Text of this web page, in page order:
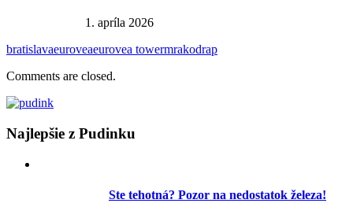
1. apríla 2026
bratislavaeuroveaeurovea towermrakodrap
Comments are closed.
Najlepšie z Pudinku
Ste tehotná? Pozor na nedostatok železa!